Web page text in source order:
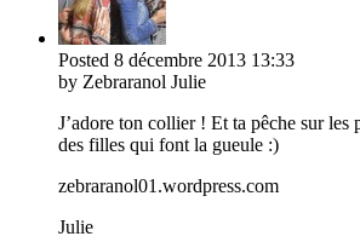
Posted 8 décembre 2013 13:33
by Zebraranol Julie
J’adore ton collier ! Et ta pêche sur les
des filles qui font la gueule :)
zebraranol01.wordpress.com
Julie